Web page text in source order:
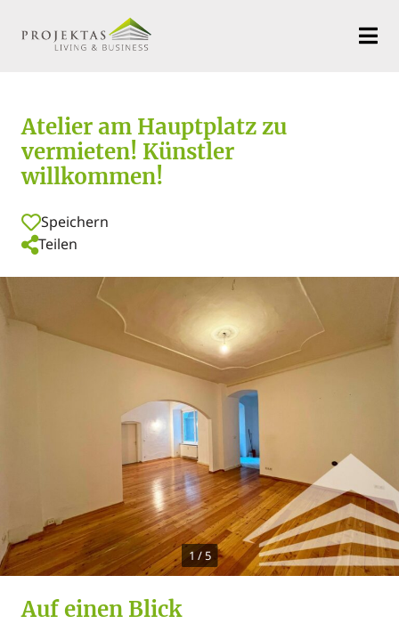
Atelier am Hauptplatz zu
vermieten! Künstler
willkommen!
Speichern
Teilen
1 /5
Auf einen Blick